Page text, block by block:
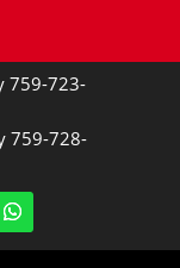
759-723-
759-728-